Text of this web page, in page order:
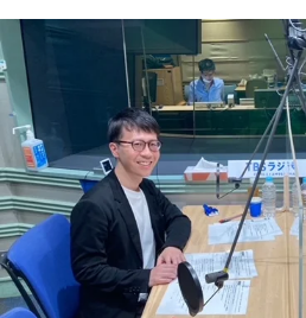
トピックス
TBS Podcast
お知らせ
イベント・グッズ
YouTube
会社情報